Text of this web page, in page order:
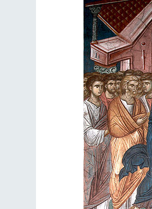
Разлуки не будет
Фредерика де Грааф